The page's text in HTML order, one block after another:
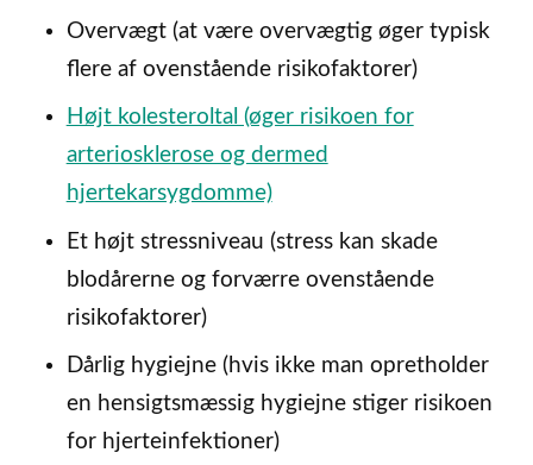
Overvægt (at være overvægtig øger typisk
flere af ovenstående risikofaktorer)
Højt kolesteroltal (øger risikoen for
arteriosklerose og dermed
hjertekarsygdomme)
Et højt stressniveau (stress kan skade
blodårerne og forværre ovenstående
risikofaktorer)
Dårlig hygiejne (hvis ikke man opretholder
en hensigtsmæssig hygiejne stiger risikoen
for hjerteinfektioner)